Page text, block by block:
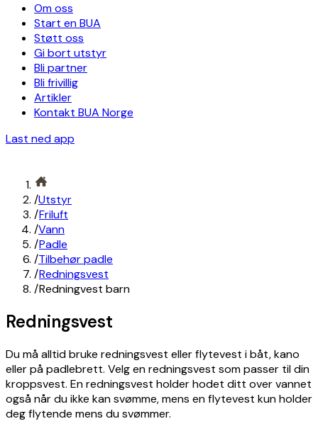
Om oss
Start en BUA
Støtt oss
Gi bort utstyr
Bli partner
Bli frivillig
Artikler
Kontakt BUA Norge
Last ned app
/Utstyr
/Friluft
/Vann
/Padle
/Tilbehør padle
/Redningsvest
/Redningvest barn
Redningsvest
Du må alltid bruke redningsvest eller flytevest i båt, kano
eller på padlebrett. Velg en redningsvest som passer til din
kroppsvest. En redningsvest holder hodet ditt over vannet
også når du ikke kan svømme, mens en flytevest kun holder
deg flytende mens du svømmer.